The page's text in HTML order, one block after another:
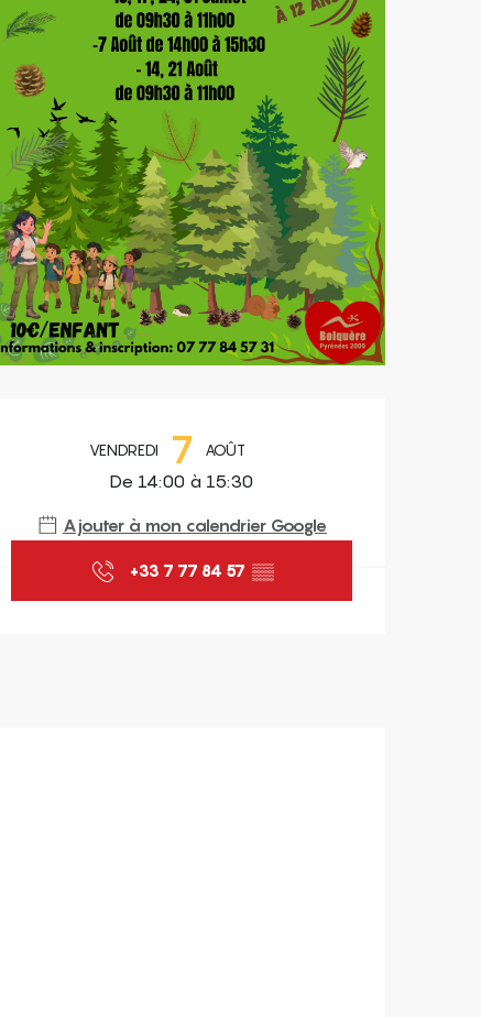
Ouverture et coordonnées
VENDREDI 7 AOÛT
De 14:00 à 15:30
Ajouter à mon calendrier Google
+33 7 77 84 57 ▒▒